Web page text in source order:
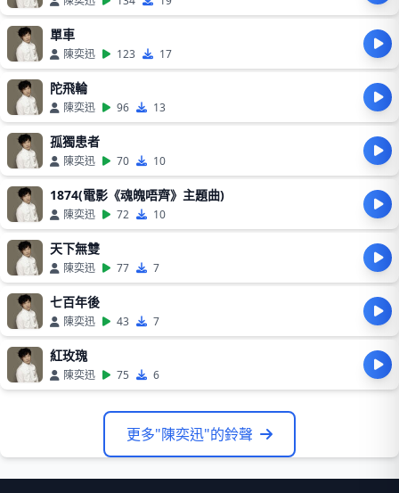
單車
陳奕迅 123 17
陀飛輪
陳奕迅 96 13
孤獨患者
陳奕迅 70 10
1874(電影《魂魄唔齊》主題曲)
陳奕迅 72 10
天下無雙
陳奕迅 77 7
七百年後
陳奕迅 43 7
紅玫瑰
陳奕迅 75 6
更多"陳奕迅"的鈴聲